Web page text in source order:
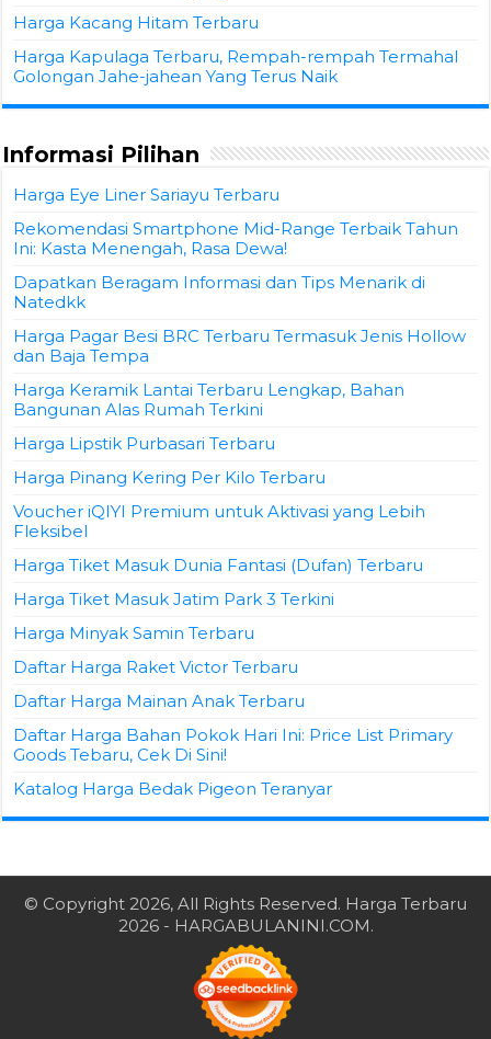
Harga Kacang Hitam Terbaru
Harga Kapulaga Terbaru, Rempah-rempah Termahal
Golongan Jahe-jahean Yang Terus Naik
Informasi Pilihan
Harga Eye Liner Sariayu Terbaru
Rekomendasi Smartphone Mid-Range Terbaik Tahun
Ini: Kasta Menengah, Rasa Dewa!
Dapatkan Beragam Informasi dan Tips Menarik di
Natedkk
Harga Pagar Besi BRC Terbaru Termasuk Jenis Hollow
dan Baja Tempa
Harga Keramik Lantai Terbaru Lengkap, Bahan
Bangunan Alas Rumah Terkini
Harga Lipstik Purbasari Terbaru
Harga Pinang Kering Per Kilo Terbaru
Voucher iQIYI Premium untuk Aktivasi yang Lebih
Fleksibel
Harga Tiket Masuk Dunia Fantasi (Dufan) Terbaru
Harga Tiket Masuk Jatim Park 3 Terkini
Harga Minyak Samin Terbaru
Daftar Harga Raket Victor Terbaru
Daftar Harga Mainan Anak Terbaru
Daftar Harga Bahan Pokok Hari Ini: Price List Primary
Goods Tebaru, Cek Di Sini!
Katalog Harga Bedak Pigeon Teranyar
© Copyright 2026, All Rights Reserved. Harga Terbaru
2026- HARGABULANINI.COM.